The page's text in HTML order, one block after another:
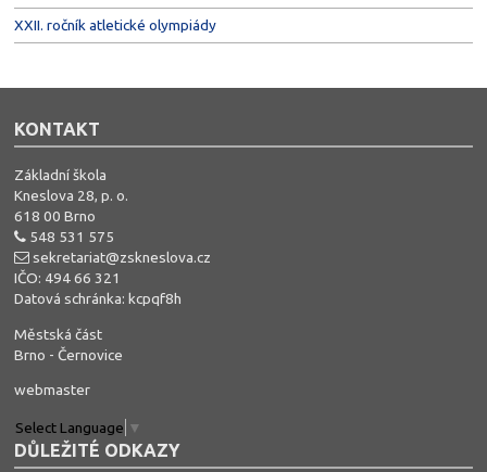
XXII. ročník atletické olympiády
KONTAKT
Základní škola
Kneslova 28, p. o.
618 00 Brno
548 531 575
sekretariat@zskneslova.cz
IČO: 494 66 321
Datová schránka: kcpqf8h
Městská část
Brno - Černovice
webmaster
Select Language ▼
DŮLEŽITÉ ODKAZY